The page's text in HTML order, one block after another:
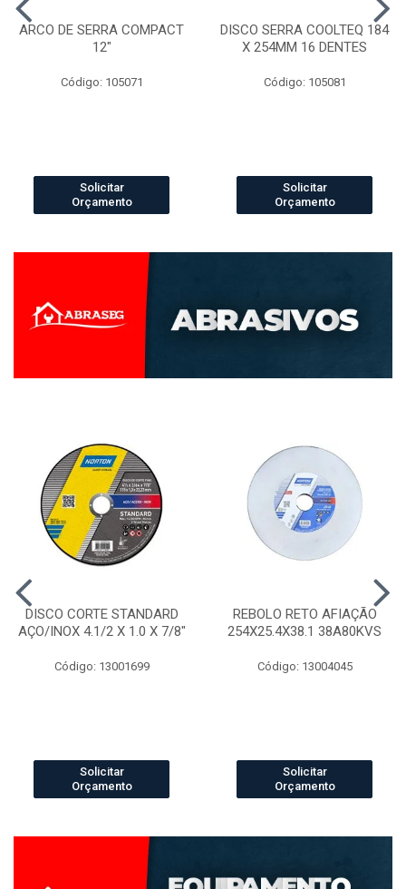
ARCO DE SERRA COMPACT
12"
Código: 105071
Solicitar
Orçamento
DISCO SERRA COOLTEQ 184
X 254MM 16 DENTES
Código: 105081
Solicitar
Orçamento
DISCO CORTE STANDARD
AÇO/INOX 4.1/2 X 1.0 X 7/8"
Código: 13001699
Solicitar
Orçamento
REBOLO RETO AFIAÇÃO
254X25.4X38.1 38A80KVS
Código: 13004045
Solicitar
Orçamento